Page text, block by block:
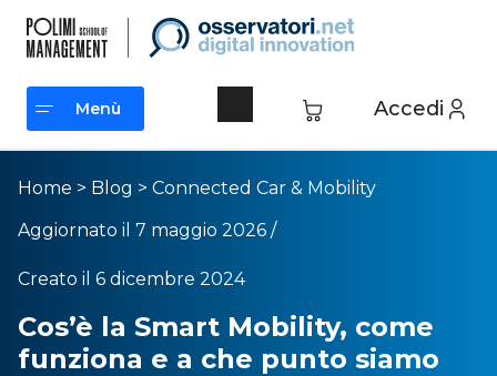
Accedi
Menù
Menù
Home > Blog > Connected Car & Mobility
Aggiornato il 7 maggio 2026 /
Creato il 6 dicembre 2024
Cos’è la Smart Mobility, come
funziona e a che punto siamo